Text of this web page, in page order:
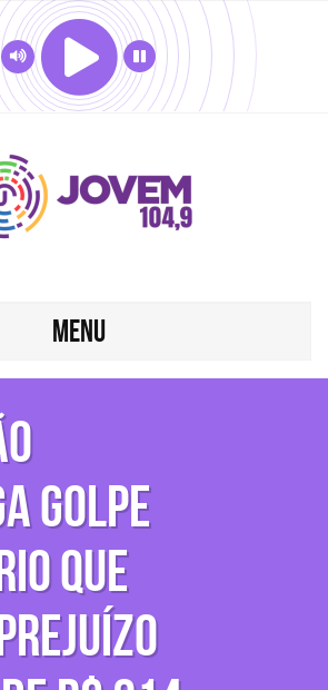
MENU
golpe
que